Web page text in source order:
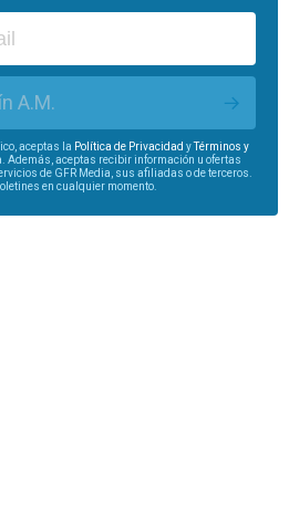
A.M.
aceptas la Política de Privacidad yTérminos y
Además, aceptas recibir información u ofertas
de GFR Media, sus afiliadas o de terceros.
en cualquier momento.